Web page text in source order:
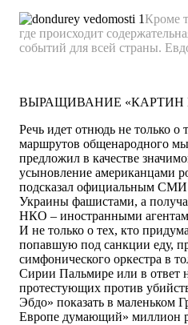
Кроме
где происходит
событий для всей страны.
ВЫРАЩИВАНИЕ «КАРТИН
Речь идет отнюдь не только о
маршрутов общенародного
предложил в качестве
усыновление американцами
подсказал официальным СМИ
Украины фашистами, а
НКО – иностранными
И не только о тех, кто
попавшую под санкции еду,
симфонического оркестра в
Сирии Пальмире или в ответ
протестующих против
Эбдо» показать в маленьком
Европе думающий» миллион